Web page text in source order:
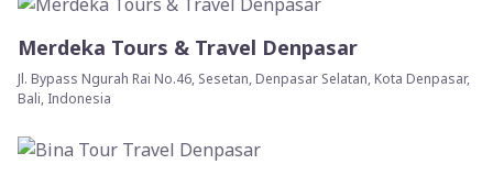
Merdeka Tours & Travel Denpasar
Jl. Bypass Ngurah Rai No.46, Sesetan, Denpasar Selatan, Kota Denpasar,
Bali, Indonesia